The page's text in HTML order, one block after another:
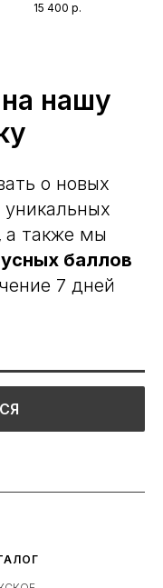
15 400 р.
нашу
о новых
уникальных
а также мы
баллов
7 дней